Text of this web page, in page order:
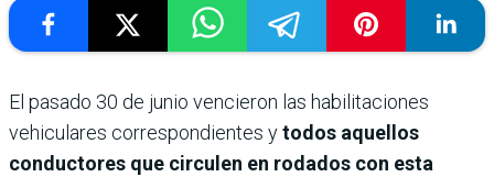
El pasado 30 de junio vencieron las habilitaciones
vehiculares correspondientes ytodos aquellos
conductores que circulen en rodados con esta